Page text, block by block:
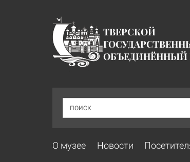
ТВЕРСКОЙ
ОБЪЕДИНЁННЫЙ
ПОИСК
О музее Новости